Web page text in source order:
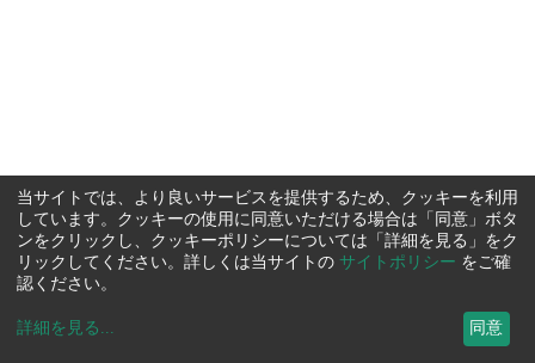
当サイトでは、より良いサービスを提供するため、クッキーを利用
しています。クッキーの使用に同意いただける場合は「同意」ボタ
ンをクリックし、クッキーポリシーについては「詳細を見る」をク
リックしてください。詳しくは当サイトの サイトポリシー をご確
認ください。
詳細を見る ... 同意